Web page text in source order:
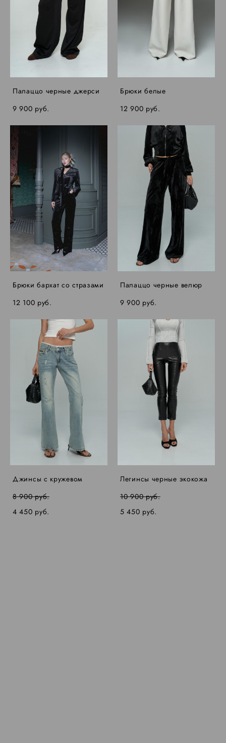
Палаццо черные джерси
9 900 pуб.
Брюки белые
12 900 pуб.
Брюки бархат со стразами
12 100 pуб.
Палаццо черные велюр
9 900 pуб.
Джинсы с кружевом
8 900 pуб.
4 450 pуб.
Легинсы черные экокожа
10 900 pуб.
5 450 pуб.